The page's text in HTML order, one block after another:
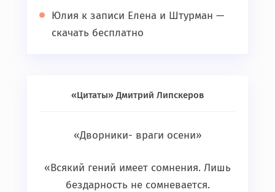
Юлия к записи Елена и Штурман —
скачать бесплатно
«Цитаты» Дмитрий Липскеров
«Дворники- враги осени»
«Всякий гений имеет сомнения. Лишь
бездарность не сомневается.